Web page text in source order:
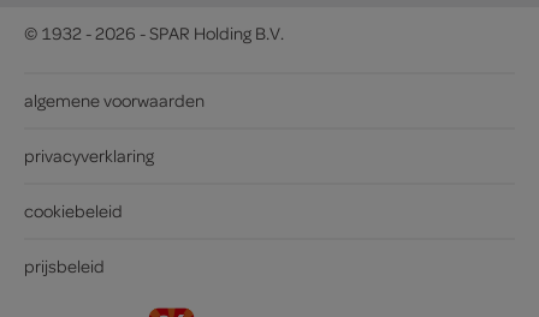
© 1932 - 2026 - SPAR Holding B.V.
algemene voorwaarden
privacyverklaring
cookiebeleid
prijsbeleid